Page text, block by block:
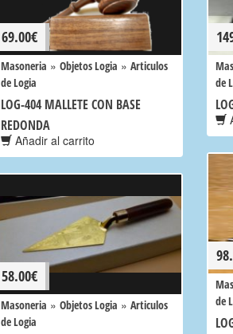
69.00€
Masoneria » Objetos Logia » Articulos
de Logia
LOG-404 MALLETE CON BASE
REDONDA
Añadir al carrito
de
de
58.00€
Masoneria » Objetos Logia » Articulos
de Logia